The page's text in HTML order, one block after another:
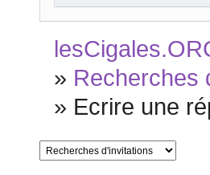
» Recherches
» Ecrire une